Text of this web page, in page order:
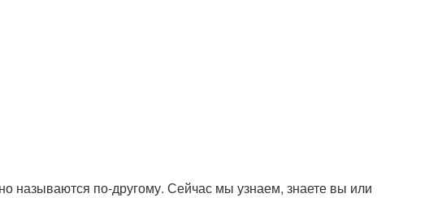
называются по-другому. Сейчас мы узнаем, знаете вы или